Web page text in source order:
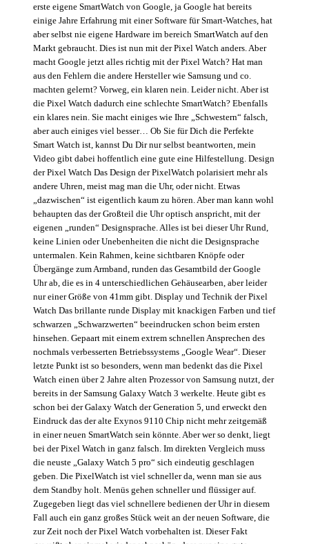
erste eigene SmartWatch von Google, ja Google hat bereits
einige Jahre Erfahrung mit einer Software für Smart-Watches, hat
aber selbst nie eigene Hardware im bereich SmartWatch auf den
Markt gebraucht. Dies ist nun mit der Pixel Watch anders. Aber
macht Google jetzt alles richtig mit der Pixel Watch? Hat man
aus den Fehlern die andere Hersteller wie Samsung und co.
machten gelernt? Vorweg, ein klaren nein. Leider nicht. Aber ist
die Pixel Watch dadurch eine schlechte SmartWatch? Ebenfalls
ein klares nein. Sie macht einiges wie Ihre „Schwestern“ falsch,
aber auch einiges viel besser… Ob Sie für Dich die Perfekte
Smart Watch ist, kannst Du Dir nur selbst beantworten, mein
Video gibt dabei hoffentlich eine gute eine Hilfestellung. Design
der Pixel Watch Das Design der PixelWatch polarisiert mehr als
andere Uhren, meist mag man die Uhr, oder nicht. Etwas
„dazwischen“ ist eigentlich kaum zu hören. Aber man kann wohl
behaupten das der Großteil die Uhr optisch anspricht, mit der
eigenen „runden“ Designsprache. Alles ist bei dieser Uhr Rund,
keine Linien oder Unebenheiten die nicht die Designsprache
untermalen. Kein Rahmen, keine sichtbaren Knöpfe oder
Übergänge zum Armband, runden das Gesamtbild der Google
Uhr ab, die es in 4 unterschiedlichen Gehäusearben, aber leider
nur einer Größe von 41mm gibt. Display und Technik der Pixel
Watch Das brillante runde Display mit knackigen Farben und tief
schwarzen „Schwarzwerten“ beeindrucken schon beim ersten
hinsehen. Gepaart mit einem extrem schnellen Ansprechen des
nochmals verbesserten Betriebssystems „Google Wear“. Dieser
letzte Punkt ist so besonders, wenn man bedenkt das die Pixel
Watch einen über 2 Jahre alten Prozessor von Samsung nutzt, der
bereits in der Samsung Galaxy Watch 3 werkelte. Heute gibt es
schon bei der Galaxy Watch der Generation 5, und erweckt den
Eindruck das der alte Exynos 9110 Chip nicht mehr zeitgemäß
in einer neuen SmartWatch sein könnte. Aber wer so denkt, liegt
bei der Pixel Watch in ganz falsch. Im direkten Vergleich muss
die neuste „Galaxy Watch 5 pro“ sich eindeutig geschlagen
geben. Die PixelWatch ist viel schneller da, wenn man sie aus
dem Standby holt. Menüs gehen schneller und flüssiger auf.
Zugegeben liegt das viel schnellere bedienen der Uhr in diesem
Fall auch ein ganz großes Stück weit an der neuen Software, die
zur Zeit noch der Pixel Watch vorbehalten ist. Dieser Fakt